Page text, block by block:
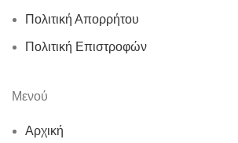
Πολιτική Απορρήτου
Πολιτική Επιστροφών
Μενού
Αρχική